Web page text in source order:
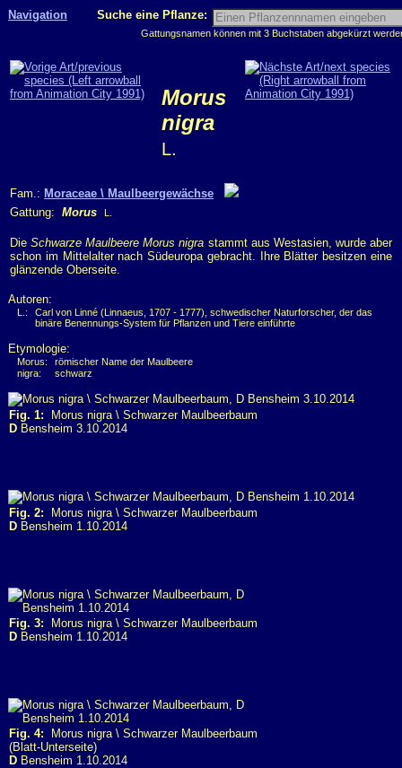
Navigation Suche eine Pflanze:
Gattungsnamen können mit 3 Buchstaben abgekürzt
Morus
nigra
L.
Fam.: Moraceae \ Maulbeergewächse
Gattung: Morus L.
DieSchwarze Maulbeere Morus nigra stammt aus Westasien, wurde aber
schon im Mittelalter nach Südeuropa gebracht. Ihre Blätter besitzen eine
glänzende Oberseite.
Autoren:
L.:
Carl von Linné (Linnaeus, 1707 - 1777), schwedischer Naturforscher, der das
binäre Benennungs-System für Pflanzen und Tiere einführte
Etymologie:
Morus:
römischer Name der Maulbeere
nigra:
schwarz
Fig. 1: Morus nigra \ Schwarzer Maulbeerbaum
D Bensheim 3.10.2014
Fig. 2: Morus nigra \ Schwarzer Maulbeerbaum
D Bensheim 1.10.2014
Fig. 3: Morus nigra \ Schwarzer Maulbeerbaum
D Bensheim 1.10.2014
Fig. 4: Morus nigra \ Schwarzer Maulbeerbaum
(Blatt-Unterseite)
D Bensheim 1.10.2014